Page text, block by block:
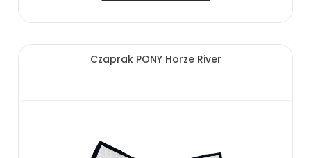
Czaprak PONY Horze River